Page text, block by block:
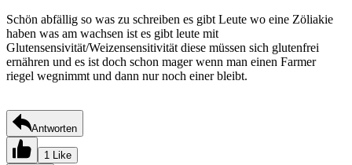
Schön abfällig so was zu schreiben es gibt Leute wo eine Zöliakie
haben was am wachsen ist es gibt leute mit
Glutensensivität/Weizensensitivität diese müssen sich glutenfrei
ernähren und es ist doch schon mager wenn man einen Farmer
riegel wegnimmt und dann nur noch einer bleibt.
Antworten
1 Like